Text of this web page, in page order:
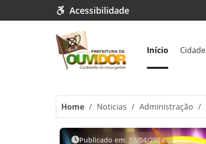
Acessibilidade
Início Cidade
Home / Noticias / Administração /
Publicado em: 17/04/2024